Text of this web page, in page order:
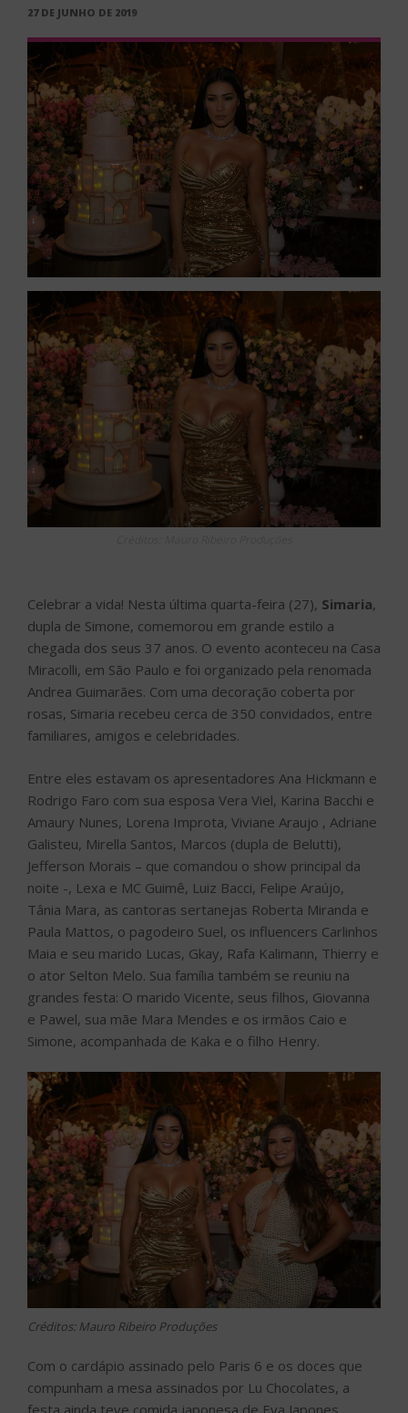
PUBLICADO
27 DE JUNHO DE 2019
Celebrar a vida! Nesta última quarta-feira (27), Simaria,
dupla de Simone, comemorou em grande estilo a
chegada dos seus 37 anos. O evento aconteceu na Casa
Miracolli, em São Paulo e foi organizado pela renomada
Andrea Guimarães. Com uma decoração coberta por
rosas, Simaria recebeu cerca de 350 convidados, entre
familiares, amigos e celebridades.
Entre eles estavam os apresentadores Ana Hickmann e
Rodrigo Faro com sua esposa Vera Viel, Karina Bacchi e
Amaury Nunes, Lorena Improta, Viviane Araujo , Adriane
Galisteu, Mirella Santos, Marcos (dupla de Belutti),
Jefferson Morais – que comandou o show principal da
noite -, Lexa e MC Guimê, Luiz Bacci, Felipe Araújo,
Tânia Mara, as cantoras sertanejas Roberta Miranda e
Paula Mattos, o pagodeiro Suel, os influencers Carlinhos
Maia e seu marido Lucas, Gkay, Rafa Kalimann, Thierry e
o ator Selton Melo. Sua família também se reuniu na
grandes festa: O marido Vicente, seus filhos, Giovanna
e Pawel, sua mãe Mara Mendes e os irmãos Caio e
Simone, acompanhada de Kaka e o filho Henry.
Créditos: Mauro Ribeiro Produções
Com o cardápio assinado pelo Paris 6 e os doces que
compunham a mesa assinados por Lu Chocolates, a
festa ainda teve comida japonesa de Eva Japones,